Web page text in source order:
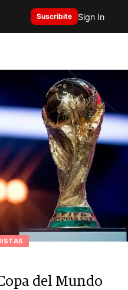
Suscribite Sign In
del Mundo